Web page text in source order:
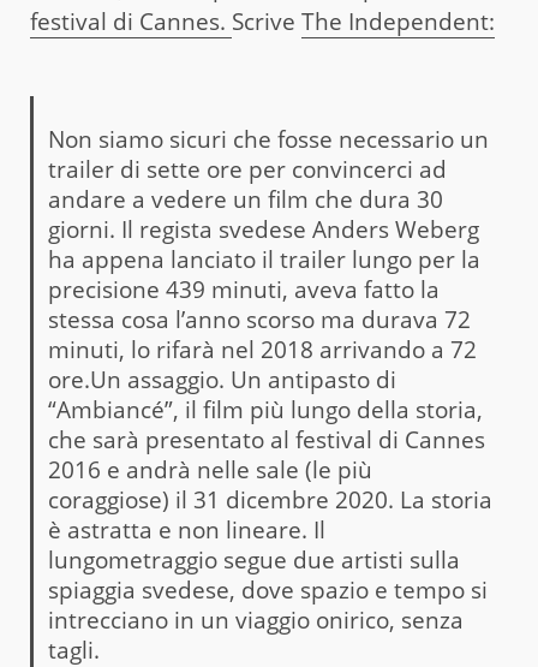
festival di Cannes. Scrive The Independent:
Non siamo sicuri che fosse necessario un
trailer di sette ore per convincerci ad
andare a vedere un film che dura 30
giorni. Il regista svedese Anders Weberg
ha appena lanciato il trailer lungo per la
precisione 439 minuti, aveva fatto la
stessa cosa l’anno scorso ma durava 72
minuti, lo rifarà nel 2018 arrivando a 72
ore.Un assaggio. Un antipasto di
“Ambiancé”, il film più lungo della storia,
che sarà presentato al festival di Cannes
2016 e andrà nelle sale (le più
coraggiose) il 31 dicembre 2020. La storia
è astratta e non lineare. Il
lungometraggio segue due artisti sulla
spiaggia svedese, dove spazio e tempo si
intrecciano in un viaggio onirico, senza
tagli.